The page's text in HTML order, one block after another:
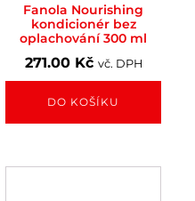
Fanola Nourishing
kondicionér bez
oplachování 300 ml
271.00 Kč vč. DPH
DO KOŠÍKU